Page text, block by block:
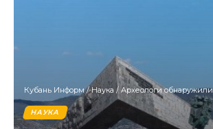
Кубань Информ/Наука / Археологи обнаружили роскошный перстень XVIII
НАУКА